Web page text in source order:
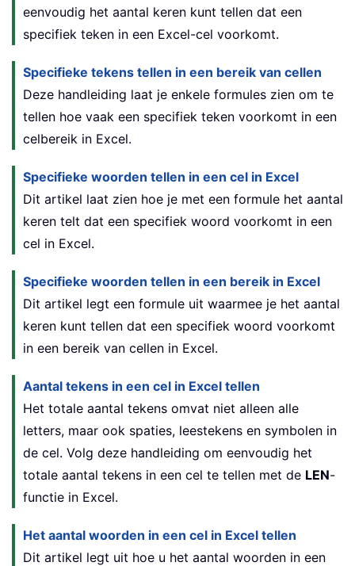
eenvoudig het aantal keren kunt tellen dat een
specifiek teken in een Excel-cel voorkomt.
Specifieke tekens tellen in een bereik van cellen
Deze handleiding laat je enkele formules zien om te
tellen hoe vaak een specifiek teken voorkomt in een
celbereik in Excel.
Specifieke woorden tellen in een cel in Excel
Dit artikel laat zien hoe je met een formule het aantal
keren telt dat een specifiek woord voorkomt in een
cel in Excel.
Specifieke woorden tellen in een bereik in Excel
Dit artikel legt een formule uit waarmee je het aantal
keren kunt tellen dat een specifiek woord voorkomt
in een bereik van cellen in Excel.
Aantal tekens in een cel in Excel tellen
Het totale aantal tekens omvat niet alleen alle
letters, maar ook spaties, leestekens en symbolen in
de cel. Volg deze handleiding om eenvoudig het
totale aantal tekens in een cel te tellen met de LEN-
functie in Excel.
Het aantal woorden in een cel in Excel tellen
Dit artikel legt uit hoe u het aantal woorden in een